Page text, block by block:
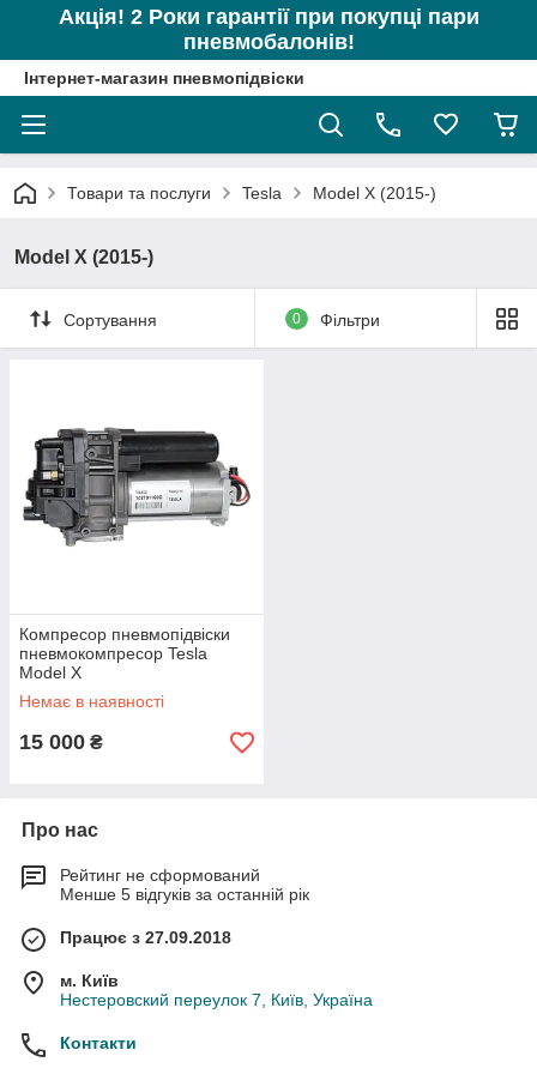
Акція! 2 Роки гарантії при покупці пари
пневмобалонів!
Інтернет-магазин пневмопідвіски
Товари та послуги Tesla Model X (2015-)
Model X (2015-)
Сортування 0 Фільтри
Компресор пневмопідвіски
пневмокомпресор Tesla
Model X
Немає в наявності
15 000 ₴
Про нас
Рейтинг не сформований
Менше 5 відгуків за останній рік
Працює з 27.09.2018
м. Київ
Нестеровский переулок 7, Київ, Україна
Контакти